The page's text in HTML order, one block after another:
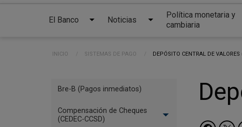
El Banco Noticias
Política monetaria y
cambiaria
Ruta de navegación
INICIO SISTEMAS DE PAGO CURRENT:
DEPÓSITO CENTRAL DE VALORES
Menú
de
Bre-B (Pagos inmediatos)
Compensación de Cheques
(CEDEC-CCSD)